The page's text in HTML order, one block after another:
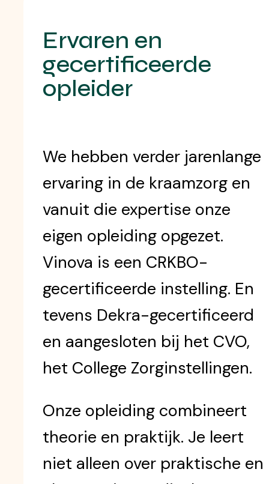
Ervaren en
gecertificeerde
opleider
We hebben verder jarenlange
ervaring in de kraamzorg en
vanuit die expertise onze
eigen opleiding opgezet.
Vinova is een CRKBO-
gecertificeerde instelling. En
tevens Dekra-gecertificeerd
en aangesloten bij het CVO,
het College Zorginstellingen.
Onze opleiding combineert
theorie en praktijk. Je leert
niet alleen over praktische en